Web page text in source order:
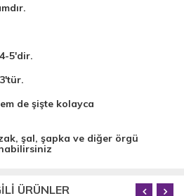
5'dir.
de şişte kolayca
şal, şapka ve diğer örgü
ÜRÜNLER